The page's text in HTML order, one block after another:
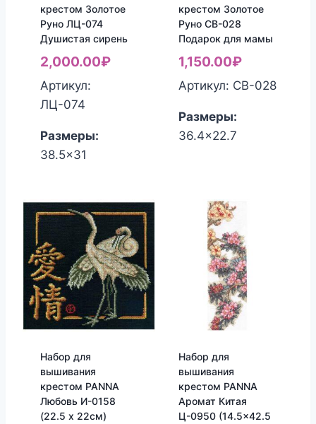
крестом Золотое
Руно ЛЦ-074
Душистая сирень
2,000.00₽
Артикул:
ЛЦ-074
Размеры:
38.5x31
крестом Золотое
Руно СВ-028
Подарок для мамы
1,150.00₽
Артикул: СВ-028
Размеры:
36.4x22.7
Набор для
вышивания
крестом PANNA
Любовь И-0158
(22.5 х 22см)
Набор для
вышивания
крестом PANNA
Аромат Китая
Ц-0950 (14.5×42.5